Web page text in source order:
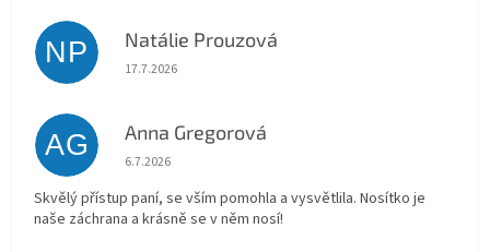
NP Natálie Prouzová
Hodnocení obchodu je 5 z 5 hvězdiček.
17.7.2026
AG Anna Gregorová
Hodnocení obchodu je 5 z 5 hvězdiček.
6.7.2026
Skvělý přístup paní, se vším pomohla a vysvětlila. Nosítko je
naše záchrana a krásně se v něm nosí!